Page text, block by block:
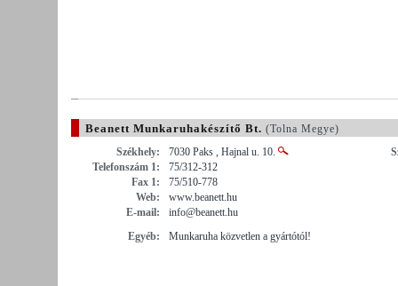
Beanett Munkaruhakészítő Bt. (Tolna Megye)
Székhely:
7030 Paks , Hajnal u. 10.
Telefonszám 1:
75/312-312
Fax 1:
75/510-778
Web:
www.beanett.hu
E-mail:
info@beanett.hu
Egyéb:
Munkaruha közvetlen a gyártótól!